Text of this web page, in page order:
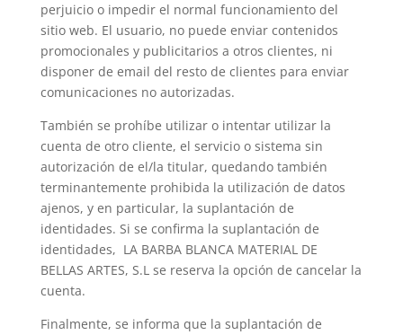
perjuicio o impedir el normal funcionamiento del
sitio web. El usuario, no puede enviar contenidos
promocionales y publicitarios a otros clientes, ni
disponer de email del resto de clientes para enviar
comunicaciones no autorizadas.
También se prohíbe utilizar o intentar utilizar la
cuenta de otro cliente, el servicio o sistema sin
autorización de el/la titular, quedando también
terminantemente prohibida la utilización de datos
ajenos, y en particular, la suplantación de
identidades. Si se confirma la suplantación de
identidades, LA BARBA BLANCA MATERIAL DE
BELLAS ARTES, S.L se reserva la opción de cancelar la
cuenta.
Finalmente, se informa que la suplantación de